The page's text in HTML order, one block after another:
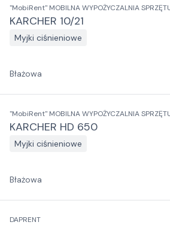
"MobiRent" MOBILNA WYPOŻYCZALNIA
KARCHER 10/21
Myjki ciśnieniowe
Błażowa
"MobiRent" MOBILNA WYPOŻYCZALNIA
KARCHER HD 650
Myjki ciśnieniowe
Błażowa
DAPRENT